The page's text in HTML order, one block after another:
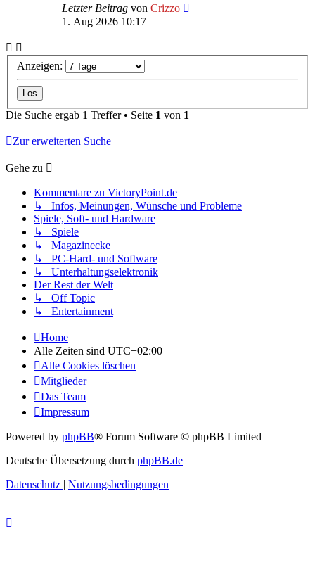
Letzter Beitrag von Crizzo
1. Aug 2026 10:17
Anzeigen:
Die Suche ergab 1 Treffer • Seite 1 von 1
Zur erweiterten Suche
Gehe zu
Kommentare zu VictoryPoint.de
↳ Infos, Meinungen, Wünsche und Probleme
Spiele, Soft- und Hardware
↳ Spiele
↳ Magazinecke
↳ PC-Hard- und Software
↳ Unterhaltungselektronik
Der Rest der Welt
↳ Off Topic
↳ Entertainment
Home
Alle Zeiten sind UTC+02:00
Alle Cookies löschen
Mitglieder
Das Team
Impressum
Powered by phpBB® Forum Software © phpBB Limited
Deutsche Übersetzung durch phpBB.de
Datenschutz
Nutzungsbedingungen